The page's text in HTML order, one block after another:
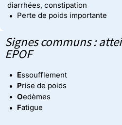
diarrhées, constipation
Perte de poids importante
Signes communs :
EPOF
Essoufflement
Prise de poids
Oedèmes
Fatigue